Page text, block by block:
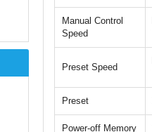
Manual Control
Speed
Preset Speed
Preset
Power-off Memory